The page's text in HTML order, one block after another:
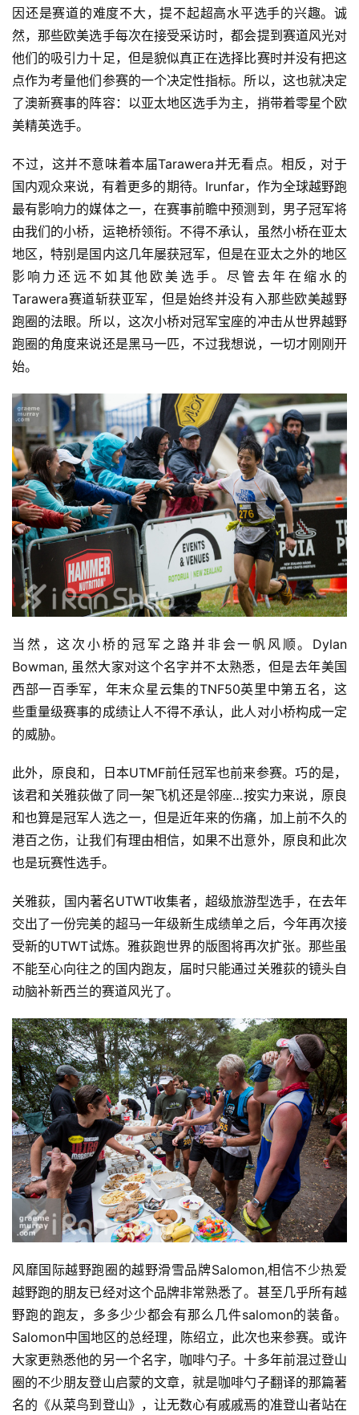
比
赛
观
察
装
备
训
视
频
用
户
精
因还是赛道的难度不大，提不起超高水平选手的兴趣。诚
然，那些欧美选手每次在接受采访时，都会提到赛道风光对
他们的吸引力十足，但是貌似真正在选择比赛时并没有把这
点作为考量他们参赛的一个决定性指标。所以，这也就决定
了澳新赛事的阵容：以亚太地区选手为主，捎带着零星个欧
美精英选手。
不过，这并不意味着本届Tarawera并无看点。相反，对于
国内观众来说，有着更多的期待。Irunfar，作为全球越野跑
最有影响力的媒体之一，在赛事前瞻中预测到，男子冠军将
由我们的小桥，运艳桥领衔。不得不承认，虽然小桥在亚太
地区，特别是国内这几年屡获冠军，但是在亚太之外的地区
影响力还远不如其他欧美选手。尽管去年在缩水的
Tarawera赛道斩获亚军，但是始终并没有入那些欧美越野
跑圈的法眼。所以，这次小桥对冠军宝座的冲击从世界越野
跑圈的角度来说还是黑马一匹，不过我想说，一切才刚刚开
始。
当然，这次小桥的冠军之路并非会一帆风顺。Dylan
Bowman, 虽然大家对这个名字并不太熟悉，但是去年美国
西部一百季军，年末众星云集的TNF50英里中第五名，这
些重量级赛事的成绩让人不得不承认，此人对小桥构成一定
的威胁。
此外，原良和，日本UTMF前任冠军也前来参赛。巧的是，
该君和关雅荻做了同一架飞机还是邻座…按实力来说，原良
和也算是冠军人选之一，但是近年来的伤痛，加上前不久的
港百之伤，让我们有理由相信，如果不出意外，原良和此次
也是玩赛性选手。
关雅荻，国内著名UTWT收集者，超级旅游型选手，在去年
交出了一份完美的超马一年级新生成绩单之后，今年再次接
受新的UTWT试炼。雅荻跑世界的版图将再次扩张。那些虽
不能至心向往之的国内跑友，届时只能通过关雅荻的镜头自
动脑补新西兰的赛道风光了。
风靡国际越野跑圈的越野滑雪品牌Salomon,相信不少热爱
越野跑的朋友已经对这个品牌非常熟悉了。甚至几乎所有越
野跑的跑友，多多少少都会有那么几件salomon的装备。
Salomon中国地区的总经理，陈绍立，此次也来参赛。或许
大家更熟悉他的另一个名字，咖啡勺子。十多年前混过登山
圈的不少朋友登山启蒙的文章，就是咖啡勺子翻译的那篇著
名的《从菜鸟到登山》，让无数心有戚戚焉的准登山者站在